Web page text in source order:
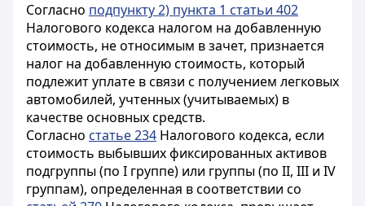
Согласно подпункту 2) пункта 1 статьи 402
Налогового кодекса налогом на добавленную
стоимость, не относимым в зачет, признается
налог на добавленную стоимость, который
подлежит уплате в связи с получением легковых
автомобилей, учтенных (учитываемых) в
качестве основных средств.
Согласно статье 234 Налогового кодекса, если
стоимость выбывших фиксированных активов
подгруппы (по I группе) или группы (по II, III и IV
группам), определенная в соответствии со